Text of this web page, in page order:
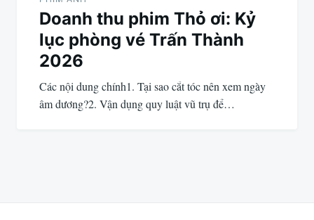
Doanh thu phim Thỏ ơi: Kỷ
lục phòng vé Trấn Thành
2026
Các nội dung chính1. Tại sao cắt tóc nên xem ngày
âm dương?2. Vận dụng quy luật vũ trụ để…